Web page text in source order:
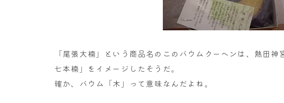
「尾張大楠」という商品名のこのバウムクーヘンは、熱田
七本楠」をイメージしたそうだ。
確か、バウム「木」って意味なんだよね。